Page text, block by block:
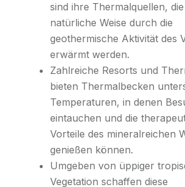
sind ihre Thermalquellen,
natürliche Weise durch die
geothermische Aktivität des
erwärmt werden.
Zahlreiche Resorts und
bieten Thermalbecken
Temperaturen, in denen
eintauchen und die
Vorteile des mineralreichen
genießen können.
Umgeben von üppiger
Vegetation schaffen diese